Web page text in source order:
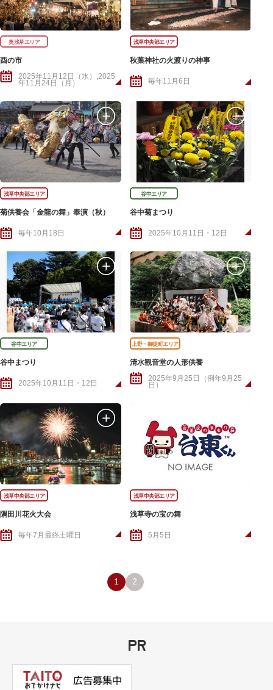
奥浅草エリア
酉の市
2025年11月12日（水）,2025
年11月24日（月）
浅草中央部エリア
秋葉神社の火渡りの神事
毎年11月6日
浅草中央部エリア
菊供養会「金龍の舞」奉演（秋）
毎年10月18日
谷中エリア
谷中菊まつり
2025年10月11日・12日
谷中エリア
谷中まつり
2025年10月11日・12日
上野・御徒町エリア
清水観音堂の人形供養
2025年9月25日（例年9月25
日）
浅草中央部エリア
隅田川花火大会
毎年7月最終土曜日
浅草中央部エリア
浅草寺の宝の舞
5月5日
1 2
PR